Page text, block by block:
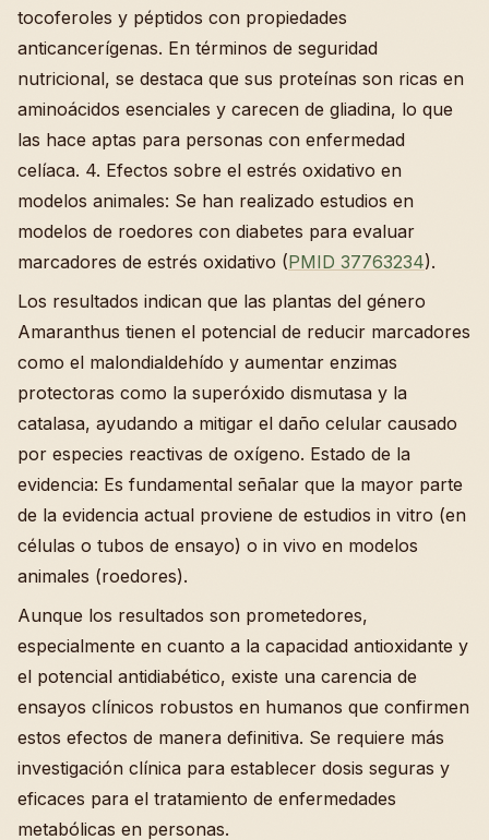
tocoferoles y péptidos con propiedades
anticancerígenas. En términos de seguridad
nutricional, se destaca que sus proteínas son ricas en
aminoácidos esenciales y carecen de gliadina, lo que
las hace aptas para personas con enfermedad
celíaca. 4. Efectos sobre el estrés oxidativo en
modelos animales: Se han realizado estudios en
modelos de roedores con diabetes para evaluar
marcadores de estrés oxidativo (PMID 37763234).
Los resultados indican que las plantas del género
Amaranthus tienen el potencial de reducir marcadores
como el malondialdehído y aumentar enzimas
protectoras como la superóxido dismutasa y la
catalasa, ayudando a mitigar el daño celular causado
por especies reactivas de oxígeno. Estado de la
evidencia: Es fundamental señalar que la mayor parte
de la evidencia actual proviene de estudios in vitro (en
células o tubos de ensayo) o in vivo en modelos
animales (roedores).
Aunque los resultados son prometedores,
especialmente en cuanto a la capacidad antioxidante y
el potencial antidiabético, existe una carencia de
ensayos clínicos robustos en humanos que confirmen
estos efectos de manera definitiva. Se requiere más
investigación clínica para establecer dosis seguras y
eficaces para el tratamiento de enfermedades
metabólicas en personas.